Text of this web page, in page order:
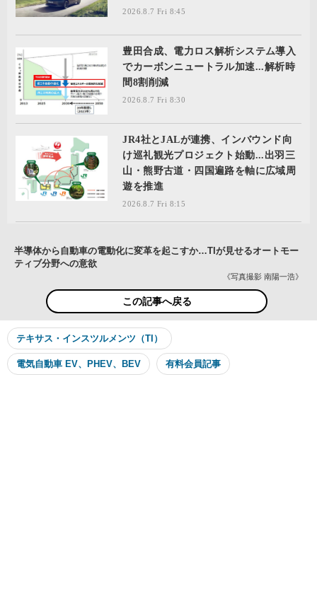
2026.8.7 Fri 8:45
豊田合成、電力ロス解析システム導入
でカーボンニュートラル加速...解析時
間8割削減
2026.8.7 Fri 8:30
JR4社とJALが連携、インバウンド向
け巡礼観光プロジェクト始動...出羽三
山・熊野古道・四国遍路を軸に広域周
遊を推進
2026.8.7 Fri 8:15
《写真撮影 南陽一浩》
半導体から自動車の電動化に変革を起こすか…TIが見せるオートモー
ティブ分野への意欲
この記事へ戻る
テキサス・インスツルメンツ（TI）
電気自動車 EV、PHEV、BEV 有料会員記事